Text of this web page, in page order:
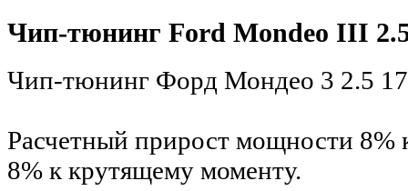
Чип-тюнинг Ford Mondeo III
Чип-тюнинг Форд Мондео 3 2.5
Расчетный прирост мощности
8% к крутящему моменту.